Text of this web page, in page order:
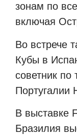
зонам по
включая
Во встрече
Кубы в
советник
Португалии
В выставке
Бразилия